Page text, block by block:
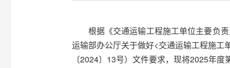
根据《交通运输工程施工单位主要负
运输部办公厅关于做好<交通运输工程施
〔2024〕13号）文件要求，现将2025年